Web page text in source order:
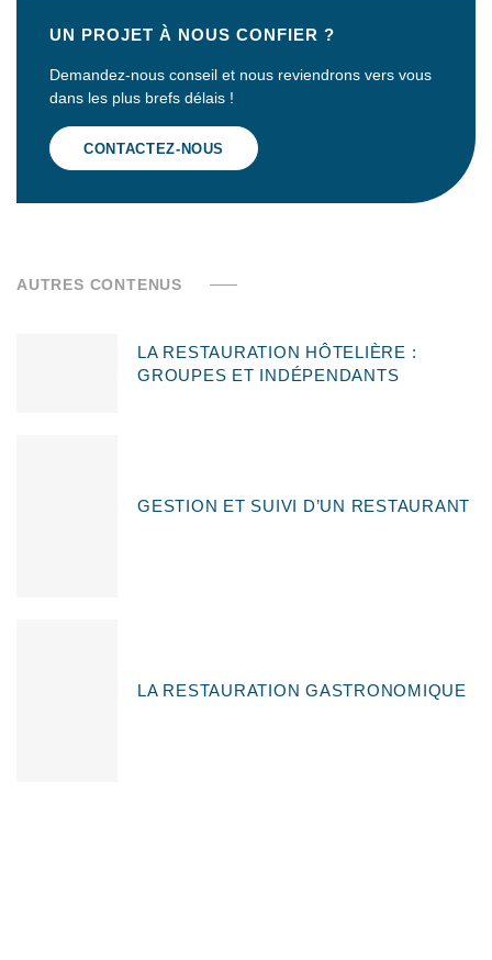
UN PROJET À NOUS CONFIER ?
Demandez-nous conseil et nous reviendrons vers vous
dans les plus brefs délais !
CONTACTEZ-NOUS
AUTRES CONTENUS
LA RESTAURATION HÔTELIÈRE :
GROUPES ET INDÉPENDANTS
GESTION ET SUIVI D’UN RESTAURANT
LA RESTAURATION GASTRONOMIQUE